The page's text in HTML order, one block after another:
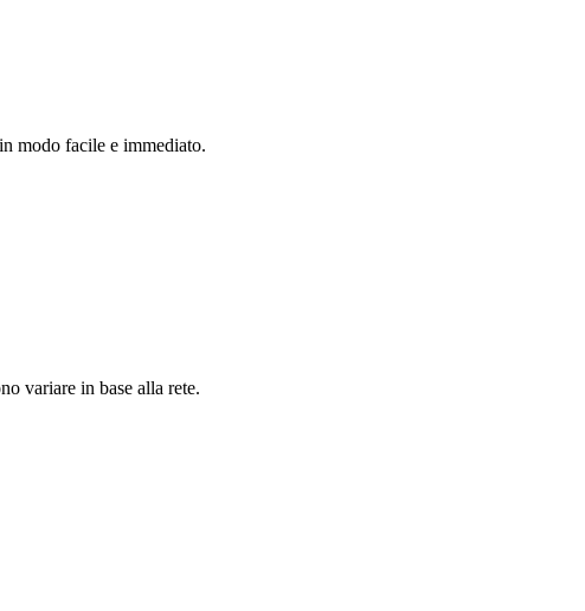
modo facile e immediato.
variare in base alla rete.